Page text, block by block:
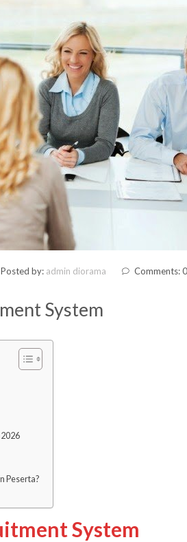
Posted by: admin diorama Comments: 0
System
Peserta?
System